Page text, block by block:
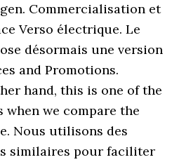
Commercialisation et
Verso électrique. Le
désormais une version
and Promotions.
hand, this is one of the
we compare the
Nous utilisons des
similaires pour faciliter